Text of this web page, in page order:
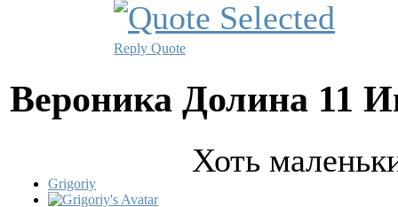
Reply Quote
Вероника Долина 11
Grigoriy
Хоть